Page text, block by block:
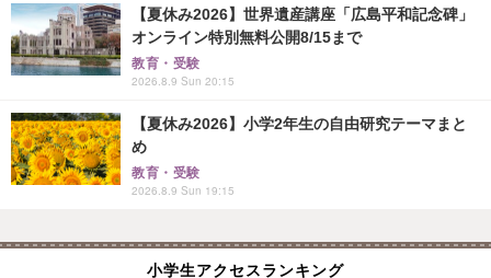
【夏休み2026】世界遺産講座「広島平和記念碑」
オンライン特別無料公開8/15まで
教育・受験
2026.8.9 Sun 20:15
【夏休み2026】小学2年生の自由研究テーマまと
め
教育・受験
2026.8.9 Sun 19:15
小学生アクセスランキング